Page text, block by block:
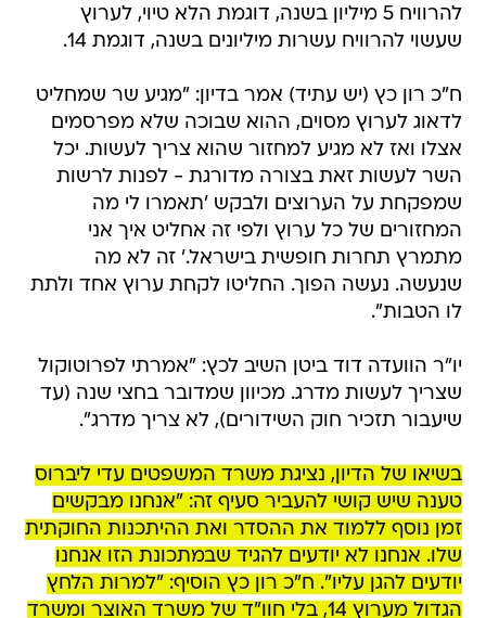
להרוויח 5 מיליון בשנה, דוגמת הלא טיוי, לערוץ
שעשוי להרוויח עשרות מיליונים בשנה, דוגמת 14.
ח"כ רון כץ (יש עתיד) אמר בדיון: "מגיע שר שמחליט
לדאוג לערוץ מסוים, ההוא שבוכה שלא מפרסמים
אצלו ואז לא מגיע למחזור שהוא צריך לעשות. יכל
השר לעשות זאת בצורה מדורגת - לפנות לרשות
שמפקחת על הערוצים ולבקש 'תאמרו לי מה
המחזורים של כל ערוץ ולפי זה אחליט איך אני
מתמרץ תחרות חופשית בישראל.' זה לא מה
שנעשה. נעשה הפוך. החליטו לקחת ערוץ אחד ולתת
לו הטבות".
יו"ר הוועדה דוד ביטן השיב לכץ: "אמרתי לפרוטוקול
שצריך לעשות מדרג. מכיוון שמדובר בחצי שנה (עד
שיעבור תזכיר חוק השידורים), לא צריך מדרג".
בשיאו של הדיון, נציגת משרד המשפטים עדי ליברוס
טענה שיש קושי להעביר סעיף זה: "אנחנו מבקשים
זמן נוסף ללמוד את ההסדר ואת ההיתכנות החוקתית
שלו. אנחנו לא יודעים להגיד שבמתכונת הזו אנחנו
יודעים להגן עליו". ח"כ רון כץ הוסיף: "למרות הלחץ
הגדול מערוץ 14, בלי חוו"ד של משרד האוצר ומשרד